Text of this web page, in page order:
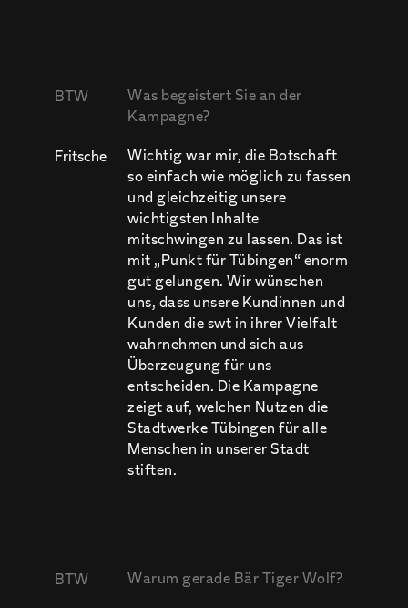
BTW
Was begeistert Sie an der
Kampagne?
Fritsche
Wichtig war mir, die Botschaft
so einfach wie möglich zu fassen
und gleichzeitig unsere
wichtigsten Inhalte
mitschwingen zu lassen. Das ist
mit „Punkt für Tübingen“ enorm
gut gelungen. Wir wünschen
uns, dass unsere Kundinnen und
Kunden die swt in ihrer Vielfalt
wahrnehmen und sich aus
Überzeugung für uns
entscheiden. Die Kampagne
zeigt auf, welchen Nutzen die
Stadtwerke Tübingen für alle
Menschen in unserer Stadt
stiften.
BTW Warum gerade Bär Tiger Wolf?